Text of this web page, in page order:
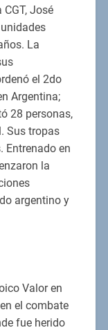
José
La
el 2do
Argentina;
28 personas,
Sus tropas
Entrenado en
la
argentino y
Valor en
el combate
fue herido